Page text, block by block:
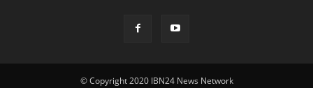
© Copyright 2020 IBN24 News Network